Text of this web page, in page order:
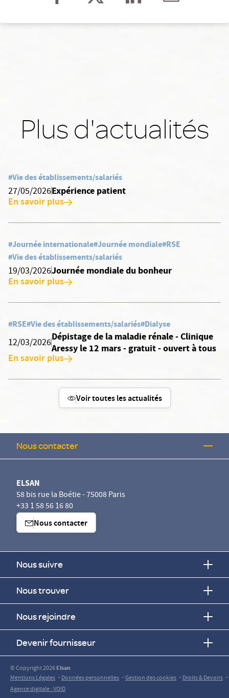
Plus d'actualités
#Vie des établissements/salariés
27/05/2026Expérience patient
En savoir plus
#Journée internationale#Journée mondiale#RSE
#Vie des établissements/salariés
19/03/2026Journée mondiale du bonheur
En savoir plus
#RSE#Vie des établissements/salariés#Dialyse
12/03/2026
Dépistage de la maladie rénale - Clinique
Aressy le 12 mars - gratuit - ouvert à tous
En savoir plus
Voir toutes les actualités
Nous contacter
ELSAN
58 bis rue la Boétie - 75008 Paris
+33 1 58 56 16 80
Nous contacter
Nous suivre
Nous trouver
Nous rejoindre
Devenir fournisseur
© Copyright 2026Elsan
Mentions Légales -Données personnelles -Gestion des cookies -Droits & Devoirs -
Agence digitale : VOID